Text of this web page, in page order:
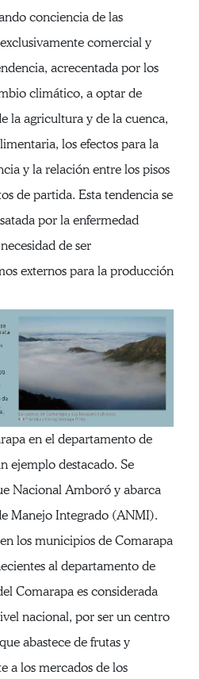
conciencia de las
comercial y
acrecentada por los
climático, a optar de
la agricultura y de la cuenca,
los efectos para la
y la relación entre los pisos
de partida. Esta tendencia se
por la enfermedad
de ser
externos para la producción
en el departamento de
ejemplo destacado. Se
Nacional Amboró y abarca
Manejo Integrado (ANMI).
los municipios de Comarapa
al departamento de
Comarapa es considerada
nacional, por ser un centro
abastece de frutas y
a los mercados de los